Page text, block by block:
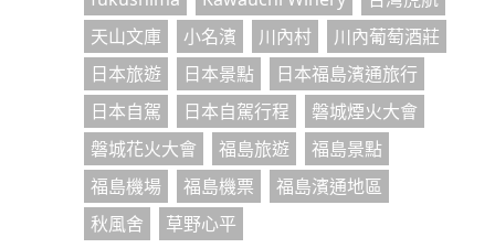
天山文庫
小名濱 川內村
川內葡萄酒莊
日本旅遊
日本景點
日本福島濱通旅行
日本自駕
日本自駕行程
磐城煙火大會
磐城花火大會
福島旅遊
福島景點
福島機場
福島機票
福島濱通地區
秋風舍
草野心平